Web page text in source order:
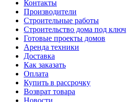
Контакты
Производители
Строительные работы
Строительство дома под ключ
Готовые проекты домов
Аренда техники
Доставка
Как заказать
Оплата
Купить в рассрочку
Возврат товара
Новости